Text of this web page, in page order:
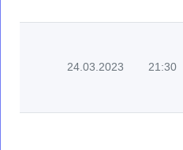
24.03.2023 21:30